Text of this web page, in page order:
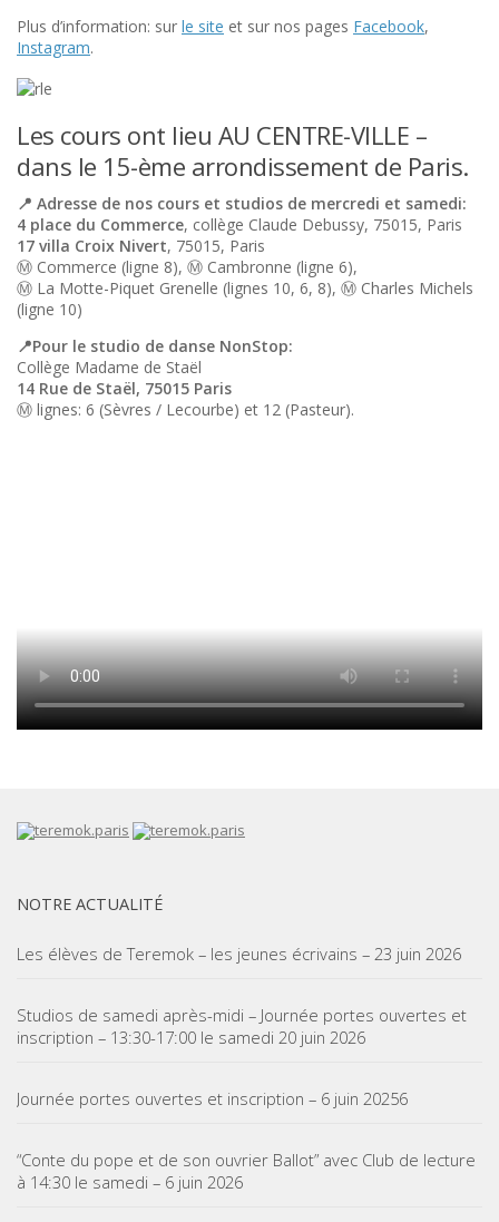
Plus d’information: sur le site et sur nos pages Facebook,
Instagram.
Les cours ont lieu AU CENTRE-VILLE –
dans le 15-ème arrondissement de Paris.
📍 Adresse de nos cours et studios de mercredi et samedi:
4 place du Commerce, collège Claude Debussy, 75015, Paris
17 villa Croix Nivert, 75015, Paris
Ⓜ️ Commerce (ligne 8), Ⓜ️ Cambronne (ligne 6),
Ⓜ️ La Motte-Piquet Grenelle (lignes 10, 6, 8), Ⓜ️ Charles Michels
(ligne 10)
📍Pour le studio de danse NonStop:
Collège Madame de Staël
14 Rue de Staël, 75015 Paris
Ⓜ️ lignes: 6 (Sèvres / Lecourbe) et 12 (Pasteur).
NOTRE ACTUALITÉ
Les élèves de Teremok – les jeunes écrivains – 23 juin 2026
Studios de samedi après-midi – Journée portes ouvertes et
inscription – 13:30-17:00 le samedi 20 juin 2026
Journée portes ouvertes et inscription – 6 juin 20256
“Conte du pope et de son ouvrier Ballot” avec Club de lecture
à 14:30 le samedi – 6 juin 2026